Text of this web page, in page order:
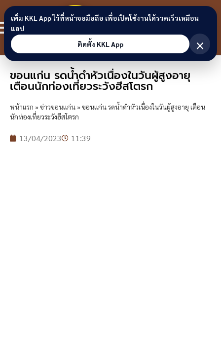
Skip to content
ขอนแก่น
ลิงก์
ขอนแก่น รดน้ำดำหัวเนื่องในวันผู้สูงอายุ
เตือนนักท่องเที่ยวระวังฮีสโตรก
หน้าแรก »ข่าวขอนแก่น»ขอนแก่น รดน้ำดำหัวเนื่องในวันผู้สูงอายุ เตือน
นักท่องเที่ยวระวังฮีสโตรก
13/04/2023 11:39
เพิ่ม KKL App ไว้ที่หน้าจอมือถือ เพื่อเปิดใช้งานได้รวดเร็วเหมือน
แอป
ติดตั้ง KKL App
×